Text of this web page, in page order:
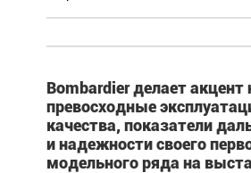
Bombardier делает акцент
превосходные
качества, показатели
и надежности своего
модельного ряда на